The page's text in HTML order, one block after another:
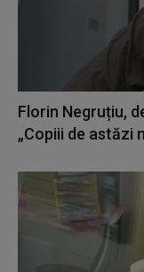
Florin Negruțiu,
„Copiii de astăzi